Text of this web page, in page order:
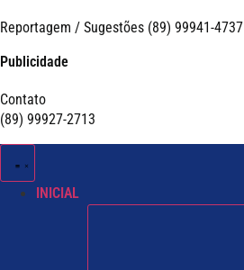
Reportagem / Sugestões (89) 99941-4737
Publicidade
Contato
(89) 99927-2713
INICIAL